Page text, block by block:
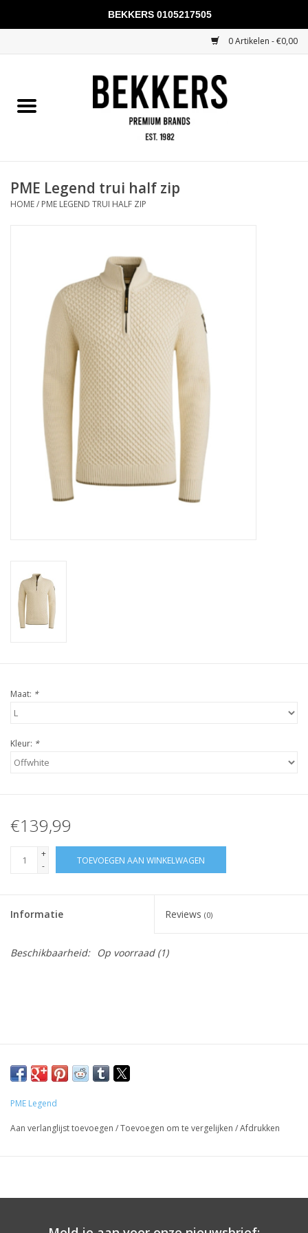
0 Artikelen - €0,00
Mannen
KADOBONNEN
PME Legend trui half zip
HOME/ PME LEGEND TRUI HALF ZIP
Maat: *
Kleur: *
€139,99
+
-
TOEVOEGEN AAN WINKELWAGEN
Informatie Reviews (0)
Beschikbaarheid: Op voorraad(1)
PME Legend
Aan verlanglijst toevoegen /Toevoegen om te vergelijken /Afdrukken
BEKKERS 0105217505